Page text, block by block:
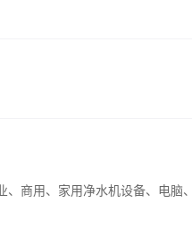
商用、家用净水机设备、电脑